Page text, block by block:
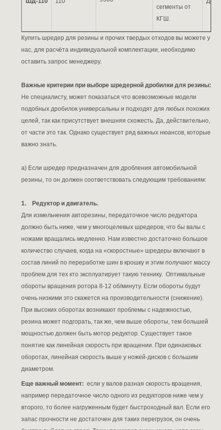
сегменты от
КГШ.
Купить шредер для резины и прочих твердых отходов вы можете у
нас, для расчёта индивидуальной комплектации, необходимо
оставить запрос менеджеру.
Важные критерии при выборе шредерной дробилки для резины:
Не специалисту, может показаться что всевозможные модели
подобных дробилок универсальны и подходят для любых похожих
целей, так как присутствует внешняя схожесть. Да, действительно,
от части это так. Однако существует ряд важных нюансов, которые
важно знать.
а) Если шредер предназначен для дробления автомобильной
резины, то он должен соответствовать следующим требованиям:
1. Редуктор и двигатель.
Для измельчения авторезины, передаточное число редуктора
должно быть ниже, чем у многоцелевых шредеров, что бы валы с
ножами вращались медленно. Нам известно достаточно большое
количество случаев, когда на «скоростные» шредеры включают в
состав линий по переработке шин в крошку и этим получают массу
проблем для тех кто эксплуатирует такую технику. Оптимальные
обороты вращения ротора 8-12 об/минуту. Если обороты будут
очень низкими это скажется на производительности (снижение).
При высоких оборотах возникают проблемы с надежностью,
резина может подгорать, так же, чем выше обороты, тем большей
мощностью должен быть мотор редуктор. Существует такое
понятие как линейная скорость при вращении. При одинаковых
оборотах, линейная скорость выше у ножей-дисков с большим
диаметром.
Еще важный момент: если у валов разная скорость вращения,
например передаточное число одного из редукторов ниже чем у
второго, то более нагруженным будет быстроходный вал. Если его
запас прочности не достаточен для таких перегрузок, он очень